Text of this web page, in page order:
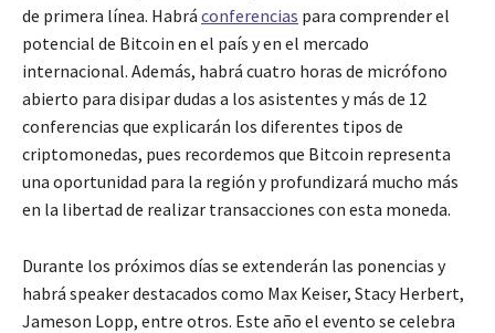
de primera línea. Habrá conferencias para comprender el
potencial de Bitcoin en el país y en el mercado
internacional. Además, habrá cuatro horas de micrófono
abierto para disipar dudas a los asistentes y más de 12
conferencias que explicarán los diferentes tipos de
criptomonedas, pues recordemos que Bitcoin representa
una oportunidad para la región y profundizará mucho más
en la libertad de realizar transacciones con esta moneda.
Durante los próximos días se extenderán las ponencias y
habrá speaker destacados como Max Keiser, Stacy Herbert,
Jameson Lopp, entre otros. Este año el evento se celebra